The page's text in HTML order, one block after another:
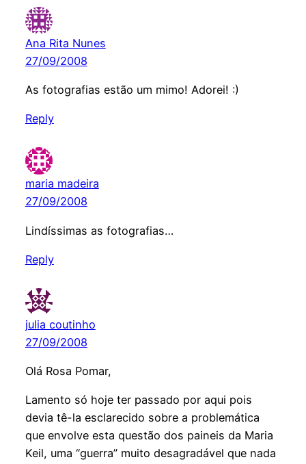
Ana Rita Nunes
27/09/2008
As fotografias estão um mimo! Adorei! :)
Reply
maria madeira
27/09/2008
Lindíssimas as fotografias…
Reply
julia coutinho
27/09/2008
Olá Rosa Pomar,
Lamento só hoje ter passado por aqui pois
devia tê-la esclarecido sobre a problemática
que envolve esta questão dos paineis da Maria
Keil, uma “guerra” muito desagradável que nada